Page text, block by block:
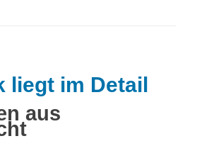
liegt im Detail
aus